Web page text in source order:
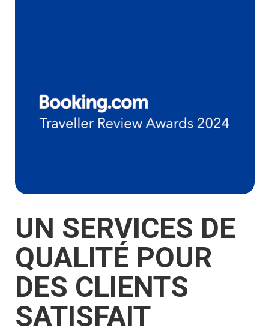
UN SERVICES DE
QUALITÉ POUR
DES CLIENTS
SATISFAIT